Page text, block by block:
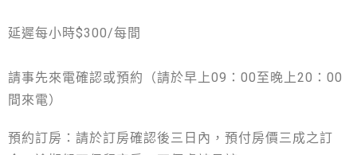
延遲每小時$300/每間
請事先來電確認或預約（請於早上09：00至晚上20：00
間來電）
預約訂房：請於訂房確認後三日內，預付房價三成之訂